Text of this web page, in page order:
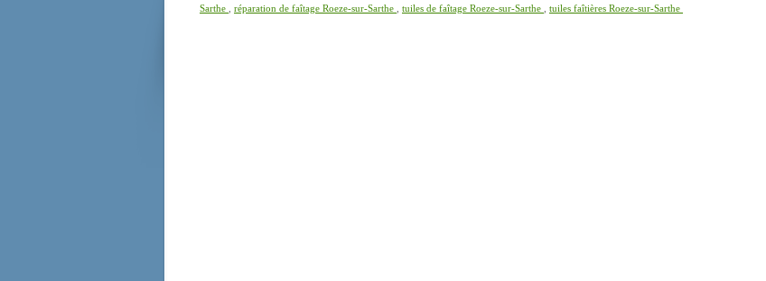
Sarthe
réparation de faîtage Roeze-sur-Sarthe tuiles de faîtage Roeze-sur-Sarthe tuiles faîtières Roeze-sur-Sarthe